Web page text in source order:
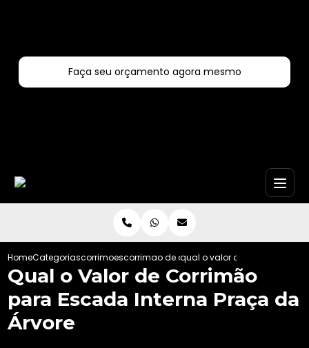
Faça seu orçamento agora mesmo
HomeCategoriascorrimoescorrimao de aco inoxqual o valor de corrimao
Qual o Valor de Corrimão
para Escada Interna Praça da
Árvore